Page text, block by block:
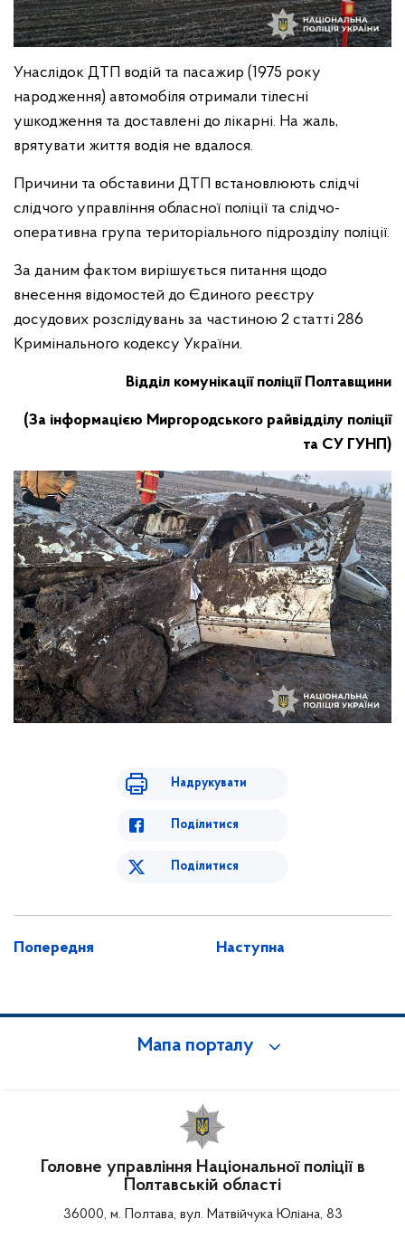
Унаслідок ДТП водій та пасажир (1975 року
народження) автомобіля отримали тілесні
ушкодження та доставлені до лікарні. На жаль,
врятувати життя водія не вдалося.
Причини та обставини ДТП встановлюють слідчі
слідчого управління обласної поліції та слідчо-
оперативна група територіального підрозділу поліції.
За даним фактом вирішується питання щодо
внесення відомостей до Єдиного реєстру
досудових розслідувань за частиною 2 статті 286
Кримінального кодексу України.
Відділ комунікації поліції Полтавщини
(За інформацією Миргородського райвідділу поліції
та СУ ГУНП)
Надрукувати
Поділитися
Поділитися
Попередня Наступна
Мапа порталу
Головне управління Національної поліції в
Полтавській області
36000, м. Полтава, вул. Матвійчука Юліана, 83